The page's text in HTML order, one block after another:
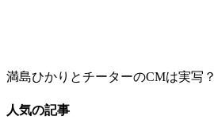
満島ひかりとチーターのCMは実写？
人気の記事